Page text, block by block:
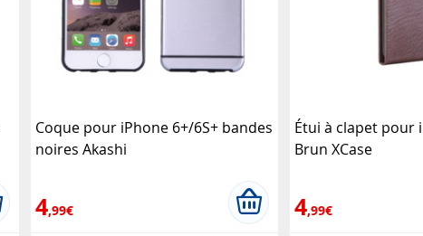
Coque pour iPhone 6+/6S+ bandes
noires Akashi
4,99€
Étui à clapet pour
Brun XCase
4,99€